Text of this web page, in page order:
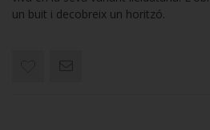
un buit i decobreix un horitzó.